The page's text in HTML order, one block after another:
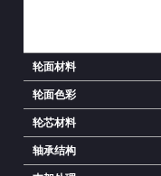
轮面材料
轮面色彩
轮芯材料
轴承结构